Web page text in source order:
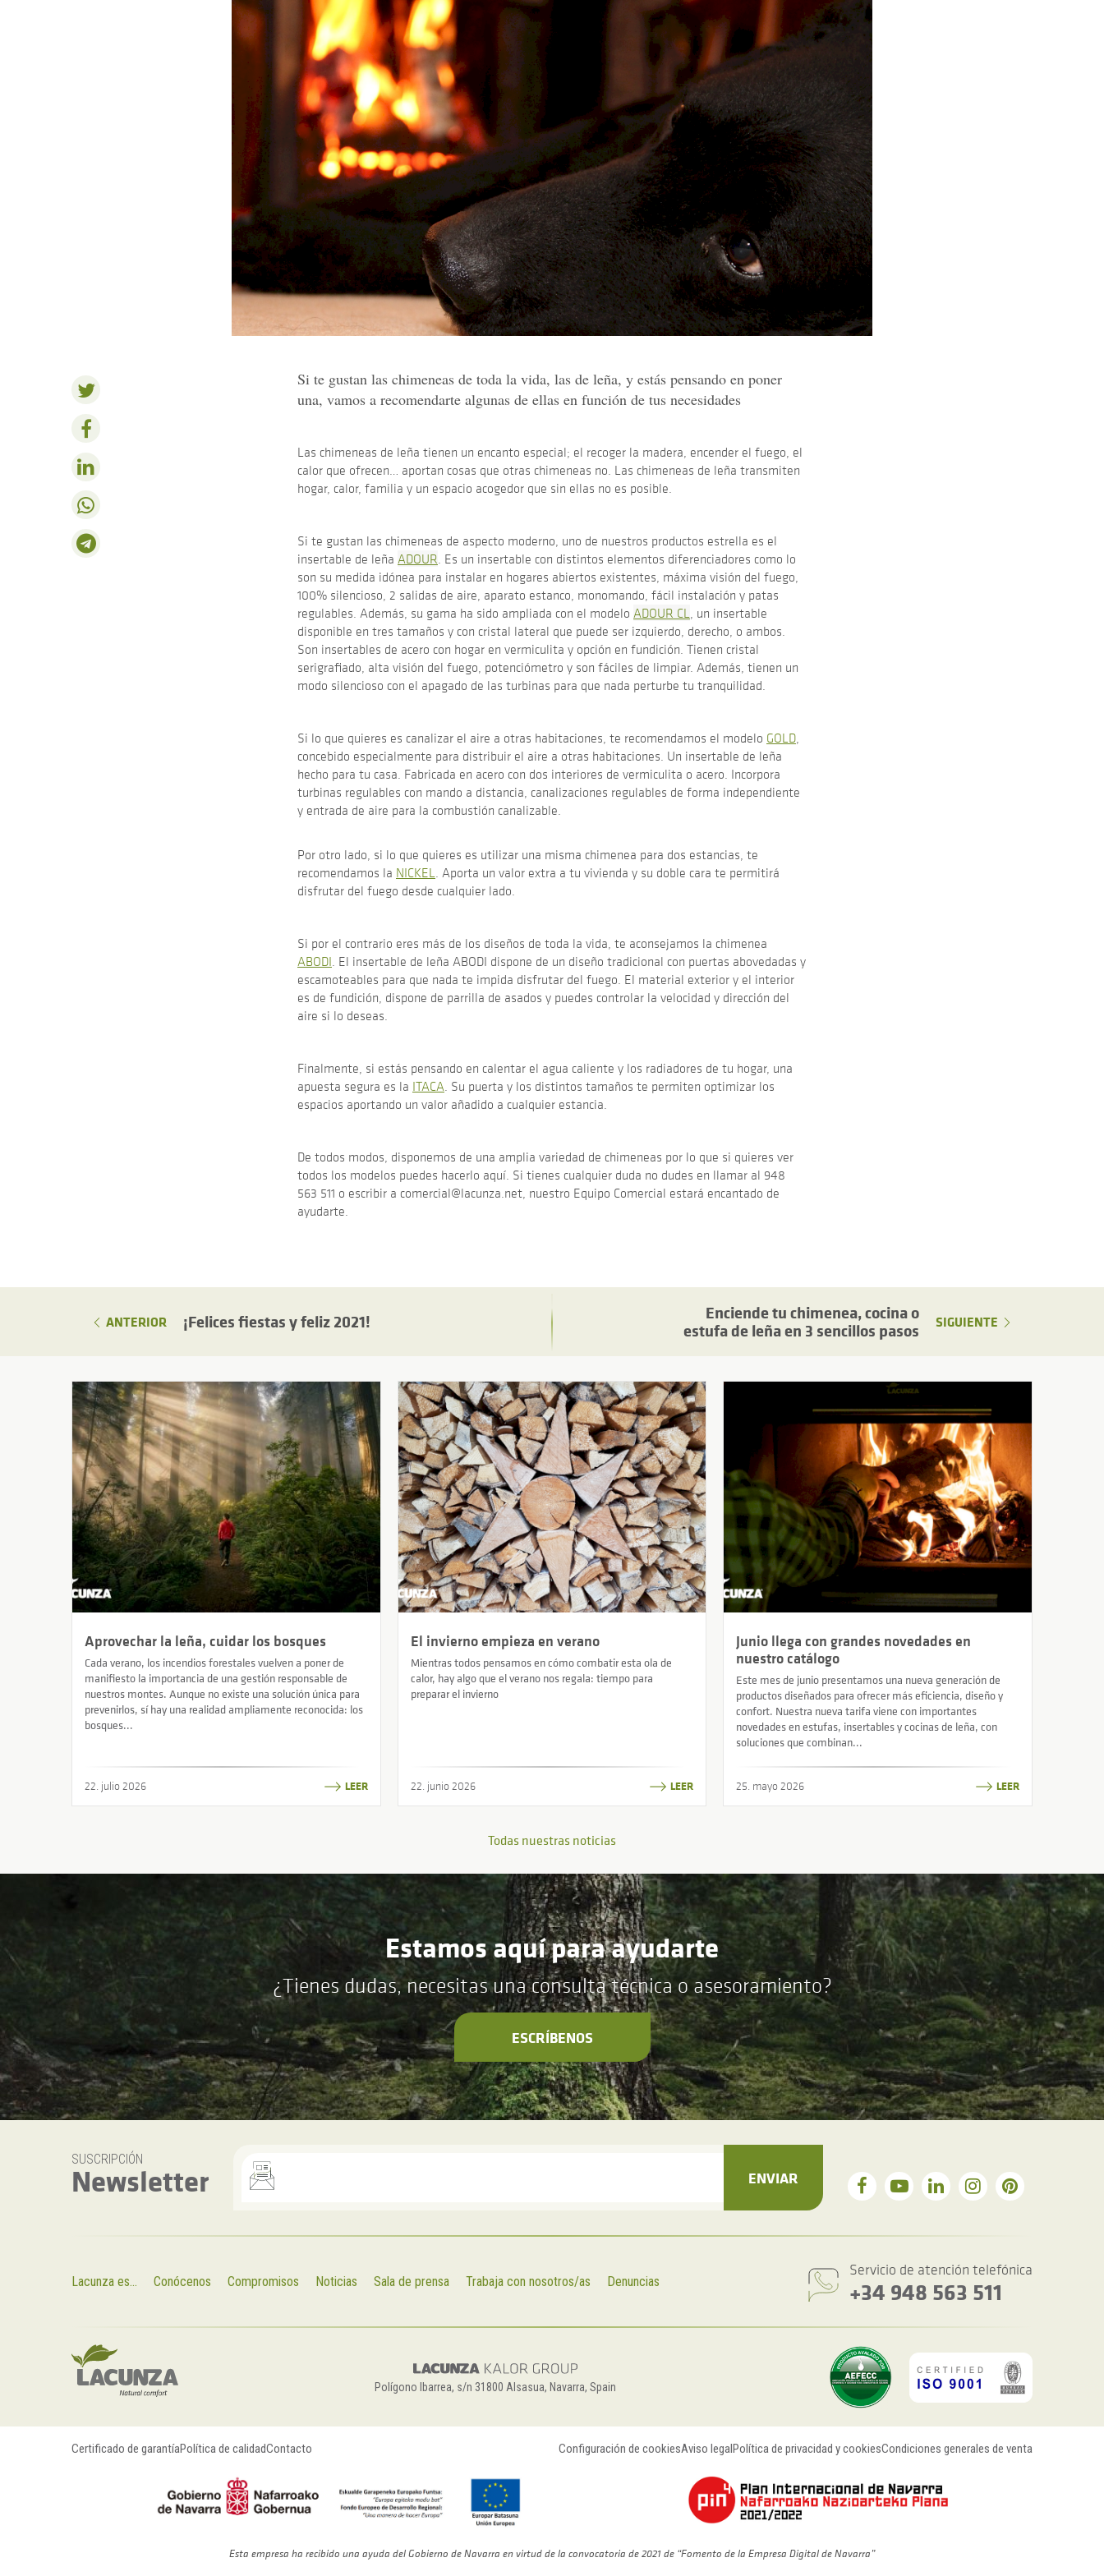
Si te gustan las chimeneas de toda la vida, las de leña, y estás pensando en poner
una, vamos a recomendarte algunas de ellas en función de tus necesidades
Las chimeneas de leña tienen un encanto especial; el recoger la madera, encender el fuego, el
calor que ofrecen… aportan cosas que otras chimeneas no. Las chimeneas de leña transmiten
hogar, calor, familia y un espacio acogedor que sin ellas no es posible.
Si te gustan las chimeneas de aspecto moderno, uno de nuestros productos estrella es el
insertable de leña ADOUR. Es un insertable con distintos elementos diferenciadores como lo
son su medida idónea para instalar en hogares abiertos existentes, máxima visión del fuego,
100% silencioso, 2 salidas de aire, aparato estanco, monomando, fácil instalación y patas
regulables. Además, su gama ha sido ampliada con el modelo ADOUR CL, un insertable
disponible en tres tamaños y con cristal lateral que puede ser izquierdo, derecho, o ambos.
Son insertables de acero con hogar en vermiculita y opción en fundición. Tienen cristal
serigrafiado, alta visión del fuego, potenciómetro y son fáciles de limpiar. Además, tienen un
modo silencioso con el apagado de las turbinas para que nada perturbe tu tranquilidad.
Si lo que quieres es canalizar el aire a otras habitaciones, te recomendamos el modelo GOLD,
concebido especialmente para distribuir el aire a otras habitaciones. Un insertable de leña
hecho para tu casa. Fabricada en acero con dos interiores de vermiculita o acero. Incorpora
turbinas regulables con mando a distancia, canalizaciones regulables de forma independiente
y entrada de aire para la combustión canalizable.
Por otro lado, si lo que quieres es utilizar una misma chimenea para dos estancias, te
recomendamos la NICKEL. Aporta un valor extra a tu vivienda y su doble cara te permitirá
disfrutar del fuego desde cualquier lado.
Si por el contrario eres más de los diseños de toda la vida, te aconsejamos la chimenea
ABODI. El insertable de leña ABODI dispone de un diseño tradicional con puertas abovedadas y
escamoteables para que nada te impida disfrutar del fuego. El material exterior y el interior
es de fundición, dispone de parrilla de asados y puedes controlar la velocidad y dirección del
aire si lo deseas.
Finalmente, si estás pensando en calentar el agua caliente y los radiadores de tu hogar, una
apuesta segura es la ITACA. Su puerta y los distintos tamaños te permiten optimizar los
espacios aportando un valor añadido a cualquier estancia.
De todos modos, disponemos de una amplia variedad de chimeneas por lo que si quieres ver
todos los modelos puedes hacerlo aquí. Si tienes cualquier duda no dudes en llamar al 948
563 511 o escribir a comercial@lacunza.net, nuestro Equipo Comercial estará encantado de
ayudarte.
ANTERIOR ¡Felices fiestas y feliz 2021!
Enciende tu chimenea, cocina o
estufa de leña en 3 sencillos pasos
SIGUIENTE
Aprovechar la leña, cuidar los bosques
Cada verano, los incendios forestales vuelven a poner de
manifiesto la importancia de una gestión responsable de
nuestros montes. Aunque no existe una solución única para
prevenirlos, sí hay una realidad ampliamente reconocida: los
bosques...
22. julio 2026 LEER
El invierno empieza en verano
Mientras todos pensamos en cómo combatir esta ola de
calor, hay algo que el verano nos regala: tiempo para
preparar el invierno
22. junio 2026 LEER
Junio llega con grandes novedades en
nuestro catálogo
Este mes de junio presentamos una nueva generación de
productos diseñados para ofrecer más eficiencia, diseño y
confort. Nuestra nueva tarifa viene con importantes
novedades en estufas, insertables y cocinas de leña, con
soluciones que combinan...
25. mayo 2026 LEER
Todas nuestras noticias
Estamos aquí para ayudarte
¿Tienes dudas, necesitas una consulta técnica o asesoramiento?
ESCRÍBENOS
SUSCRIPCIÓN
Newsletter ENVIAR
Lacunza es... Conócenos Compromisos Noticias Sala de prensa Trabaja con nosotros/as Denuncias
Servicio de atención telefónica
+34 948 563 511
Polígono Ibarrea, s/n 31800 Alsasua, Navarra, Spain
Certificado de garantíaPolítica de calidadContacto Configuración de cookiesAviso legal Política de privacidad y cookiesCondiciones generales de venta
Esta empresa ha recibido una ayuda del Gobierno de Navarra en virtud de la convocatoria de 2021 de “Fomento de la Empresa Digital de Navarra”